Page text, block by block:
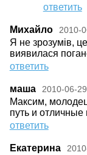
ответить
Михайло 2010-
Я не зрозумів,
виявилася
ответить
маша 2010-06-29
Максим,
путь и отличные
ответить
Екатерина